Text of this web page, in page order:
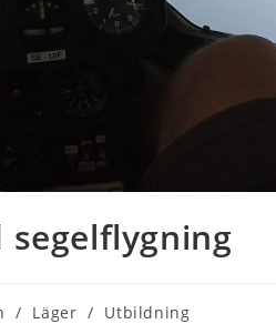
segelflygning
/ Läger / Utbildning